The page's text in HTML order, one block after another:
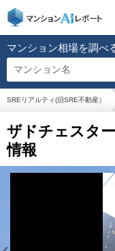
マンション相場を調べ
マンション名
SREリアルティ(旧SRE不動産）
ザドチェスタ
情報